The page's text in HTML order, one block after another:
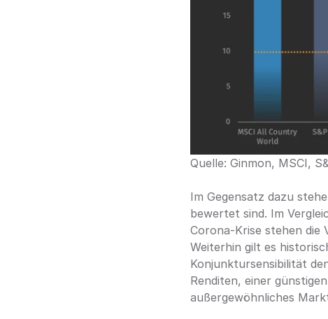
Quelle: Ginmon, MSCI,
Im Gegensatz dazu
bewertet sind. Im
Corona-Krise stehen die
Weiterhin gilt es
Konjunktursensibilität
Renditen, einer
außergewöhnliches